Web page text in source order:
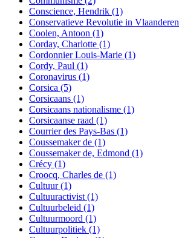
Conscience, Hendrik (1)
Conservatieve Revolutie in Vlaanderen
Coolen, Antoon (1)
Corday, Charlotte (1)
Cordonnier Louis-Marie (1)
Cordy, Paul (1)
Coronavirus (1)
Corsica (5)
Corsicaans (1)
Corsicaans nationalisme (1)
Corsicaanse raad (1)
Courrier des Pays-Bas (1)
Coussemaker de (1)
Coussemaker de, Edmond (1)
Crécy (1)
Croocq, Charles de (1)
Cultuur(1)
Cultuuractivist (1)
Cultuurbeleid (1)
Cultuurmoord (1)
Cultuurpolitiek (1)